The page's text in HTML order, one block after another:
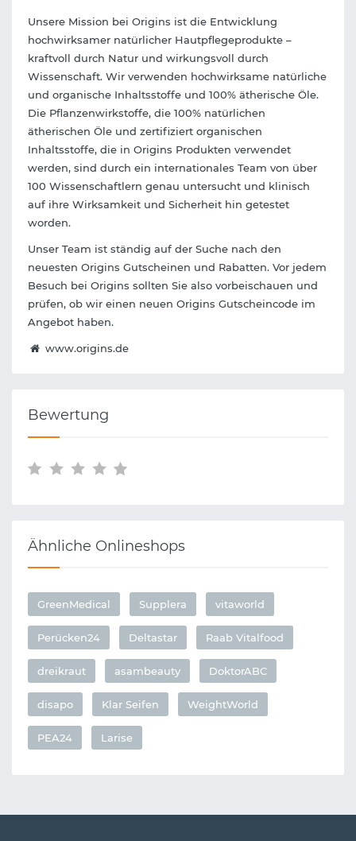
Unsere Mission bei Origins ist die Entwicklung
hochwirksamer natürlicher Hautpflegeprodukte –
kraftvoll durch Natur und wirkungsvoll durch
Wissenschaft. Wir verwenden hochwirksame natürliche
und organische Inhaltsstoffe und 100% ätherische Öle.
Die Pflanzenwirkstoffe, die 100% natürlichen
ätherischen Öle und zertifiziert organischen
Inhaltsstoffe, die in Origins Produkten verwendet
werden, sind durch ein internationales Team von über
100 Wissenschaftlern genau untersucht und klinisch
auf ihre Wirksamkeit und Sicherheit hin getestet
worden.
Unser Team ist ständig auf der Suche nach den
neuesten Origins Gutscheinen und Rabatten. Vor jedem
Besuch bei Origins sollten Sie also vorbeischauen und
prüfen, ob wir einen neuen Origins Gutscheincode im
Angebot haben.
www.origins.de
Bewertung
Ähnliche Onlineshops
GreenMedical Supplera vitaworld
Perücken24 Deltastar Raab Vitalfood
dreikraut asambeauty DoktorABC
disapo Klar Seifen WeightWorld
PEA24 Larise